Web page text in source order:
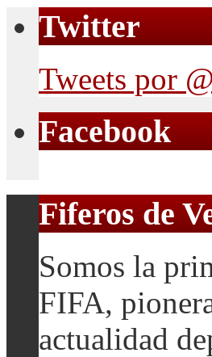
Twitter
Tweets por
Facebook
Fiferos de
Somos la
FIFA,
actualidad